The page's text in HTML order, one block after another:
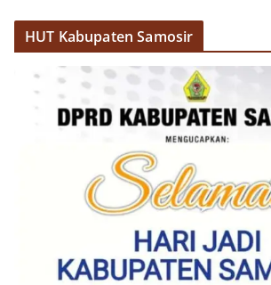
Petugas mengingatkan bahwa
bendera dengan benar
memperingati hari bersejarah
Indonesia.‎‎”Kami mengimbau
warga agar mulai
bendera Merah Putih di depan
masing secara penuh. Ini adalah
penghormatan kita bersama
perjuangan para pahlawan
kemerdekaan,” ujar Aiptu
berdialog dengan warga.‎‎Ia juga
agar warga memperhatikan
akan dikibarkan, memastikan
keadaan bersih, tidak sobek,
HUT Kabupaten Samosir